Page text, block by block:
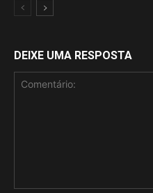
DEIXE UMA RESPOSTA